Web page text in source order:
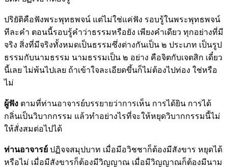
ปริยัติคือฟังพระพุทธพจน์ แต่ไม่ใช่แค่ฟัง รอบรู้ในพระพุทธพจน์
ทีละคำ ตอนนี้รอบรู้คำว่าธรรมหรือยัง เพียงคำเดียว ทุกอย่างที่มี
จริง สิ่งที่มีจริงทั้งหมดเป็นธรรมซึ่งต่างกันเป็น ๒ ประเภท เป็นรูป
ธรรมกับนามธรรม นามธรรมเป็น ๒ อย่าง คือจิตกับเจตสิก เดี๋ยว
นี้เลย ไม่พ้นไปเลย ถ้าเข้าใจละเอียดขึ้นก็ไม่ต้องไปท่อง ใช่หรือ
ไม่
ผู้ฟัง ตามที่ท่านอาจารย์บรรยายว่าการเห็น การได้ยิน การได้
กลิ่นเป็นวิบากกรรม แล้วทำอย่างไรที่จะให้หยุดวิบากกรรมนี้ไม่
ให้สั่งสมต่อไปได้
ท่านอาจารย์ ปฏิจจสมุปบาท เมื่อมีอวิชชาก็ต้องมีสังขาร หยุดได้
หรือไม่ เมื่อมีสังขารก็ต้องมีวิญญาณ เมื่อมีวิญญาณก็ต้องมีนาม